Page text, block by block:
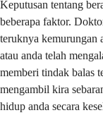
Keputusan tentang
beberapa faktor.
teruknya kemurungan
atau anda telah
memberi tindak balas
mengambil kira
hidup anda secara